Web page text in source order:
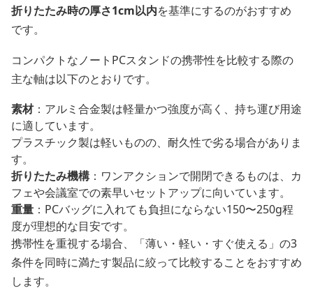
折りたたみ時の厚さ1cm以内を基準にするのがおすすめ
です。
コンパクトなノートPCスタンドの携帯性を比較する際の
主な軸は以下のとおりです。
素材：アルミ合金製は軽量かつ強度が高く、持ち運び用途
に適しています。
プラスチック製は軽いものの、耐久性で劣る場合がありま
す。
折りたたみ機構 ：ワンアクションで開閉できるものは、カ
フェや会議室での素早いセットアップに向いています。
重量 ：PCバッグに入れても負担にならない150〜250g程
度が理想的な目安です。
携帯性を重視する場合、「薄い・軽い・すぐ使える」の3
条件を同時に満たす製品に絞って比較することをおすすめ
します。